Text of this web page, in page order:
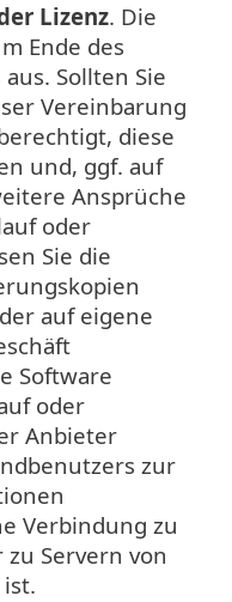
Lizenz. Die
Ende des
Sollten Sie
Vereinbarung
diese
und, ggf. auf
Ansprüche
oder
Sie die
auf eigene
Software
oder
Anbieter
zur
Verbindung zu
Servern von